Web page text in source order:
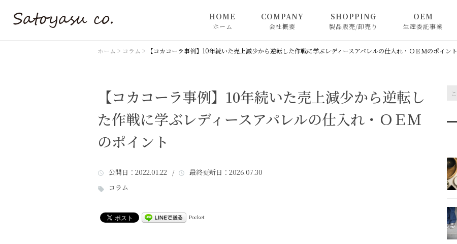
HOME
ホーム
COMPANY
会社概要
SHOPPING
製品販売/卸売り
nod
OEM
生産委託事業
ホーム > コラム > 【コカコーラ事例】10年続いた売上減少から逆転した作戦に学ぶレディースアパレルの仕入れ・ＯＥＭのポイント
【コカコーラ事例】10年続いた売上減少から逆転し
た作戦に学ぶレディースアパレルの仕入れ・ＯＥＭ
のポイント
公開日 ：2022.01.22 / 最終更新日 ：2026.07.30
コラム
Pocket